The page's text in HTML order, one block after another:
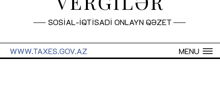
SOSİAL-İQTİSADİ ONLAYN QƏZET
MENU
WWW.TAXES.GOV.AZ